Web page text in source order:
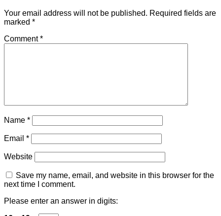
Your email address will not be published. Required fields are
marked *
Comment*
Name *
Email *
Website
Save my name, email, and website in this browser for the
next time I comment.
Please enter an answer in digits: